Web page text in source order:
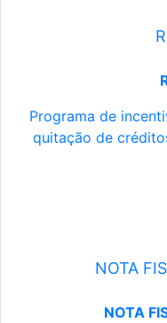
Programa de
quitação de
NOTA
NOTA